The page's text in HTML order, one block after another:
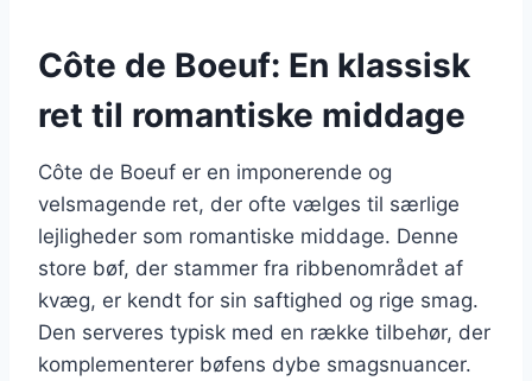
Côte de Boeuf: En klassisk
ret til romantiske middage
Côte de Boeuf er en imponerende og
velsmagende ret, der ofte vælges til særlige
lejligheder som romantiske middage. Denne
store bøf, der stammer fra ribbenområdet af
kvæg, er kendt for sin saftighed og rige smag.
Den serveres typisk med en række tilbehør, der
komplementerer bøfens dybe smagsnuancer.